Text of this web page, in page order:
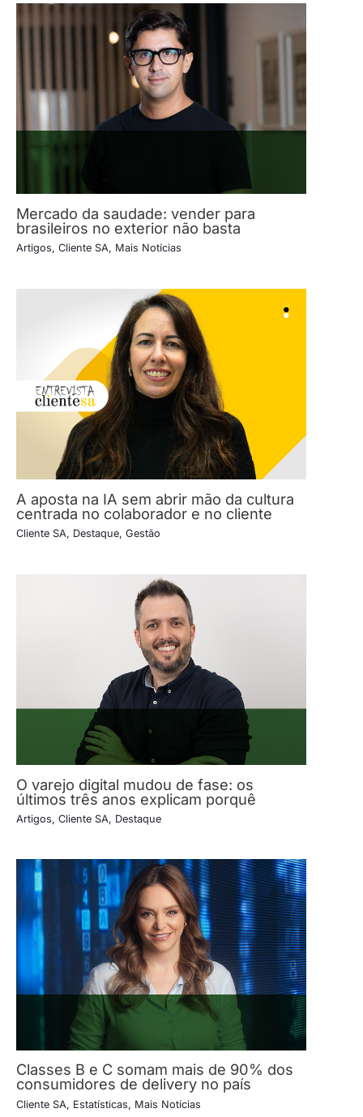
Mercado da saudade: vender para
brasileiros no exterior não basta
Artigos, Cliente SA, Mais Notícias
A aposta na IA sem abrir mão da cultura
centrada no colaborador e no cliente
Cliente SA, Destaque, Gestão
O varejo digital mudou de fase: os
últimos três anos explicam porquê
Artigos, Cliente SA, Destaque
Classes B e C somam mais de 90% dos
consumidores de delivery no país
Cliente SA, Estatísticas, Mais Notícias